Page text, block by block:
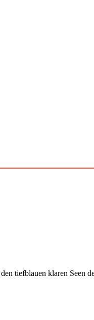
tiefblauen klaren Seen